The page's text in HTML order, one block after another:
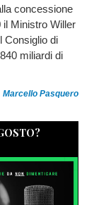
concessione
il Ministro Willer
Consiglio di
miliardi di
Marcello Pasquero